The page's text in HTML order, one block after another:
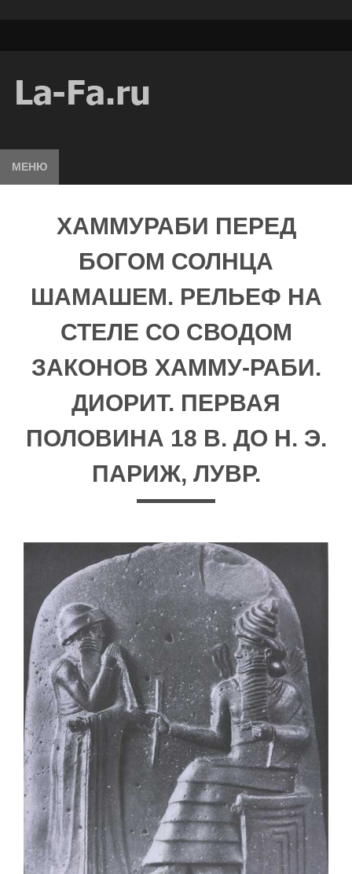
МЕНЮ
ХАММУРАБИ ПЕРЕД
БОГОМ СОЛНЦА
ШАМАШЕМ. РЕЛЬЕФ НА
СТЕЛЕ СО СВОДОМ
ЗАКОНОВ ХАММУ-РАБИ.
ДИОРИТ. ПЕРВАЯ
ПОЛОВИНА 18 В. ДО Н. Э.
ПАРИЖ, ЛУВР.